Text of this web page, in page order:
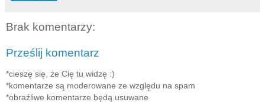
Brak komentarzy:
Prześlij komentarz
*cieszę się, że Cię tu widzę :)
*komentarze są moderowane ze względu na spam
*obraźliwe komentarze będą usuwane